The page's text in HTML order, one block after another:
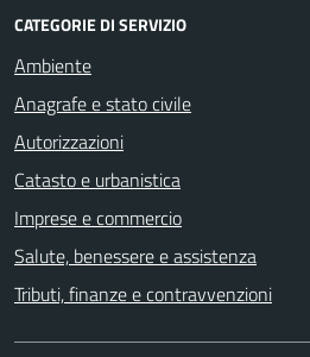
CATEGORIE DI SERVIZIO
Ambiente
Anagrafe e stato civile
Autorizzazioni
Catasto e urbanistica
Imprese e commercio
Salute, benessere e assistenza
Tributi, finanze e contravvenzioni